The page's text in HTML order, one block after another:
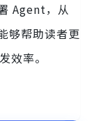
Agent，从
够帮助读者更
效率。